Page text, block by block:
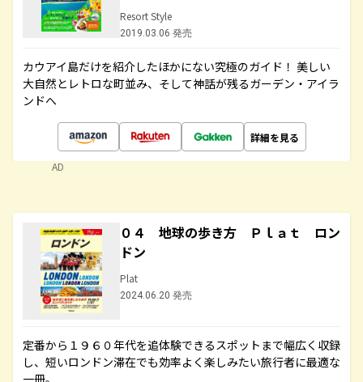
Resort Style
2019.03.06 発売
カウアイ島だけを紹介したほかにない究極のガイド！ 美しい
大自然とレトロな町並み、そして神話が残るガーデン・アイラ
ンドへ
詳細を見る
AD
０４ 地球の歩き方 Ｐｌａｔ ロン
ドン
Plat
2024.06.20 発売
定番から１９６０年代を追体験できるスポットまで幅広く収録
し、短いロンドン滞在でも効率よく楽しみたい旅行者に最適な
一冊。